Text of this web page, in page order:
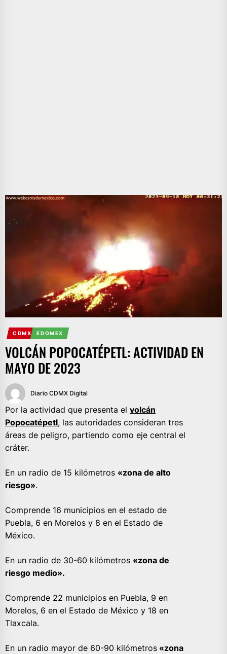
CDMX EDOMEX
VOLCÁN POPOCATÉPETL: ACTIVIDAD EN
MAYO DE 2023
Diario CDMX Digital
Por la actividad que presenta el volcán
Popocatépetl, las autoridades consideran tres
áreas de peligro, partiendo como eje central el
cráter.
En un radio de 15 kilómetros «zona de alto
riesgo».
Comprende 16 municipios en el estado de
Puebla, 6 en Morelos y 8 en el Estado de
México.
En un radio de 30-60 kilómetros «zona de
riesgo medio».
Comprende 22 municipios en Puebla, 9 en
Morelos, 6 en el Estado de México y 18 en
Tlaxcala.
En un radio mayor de 60-90 kilómetros «zona